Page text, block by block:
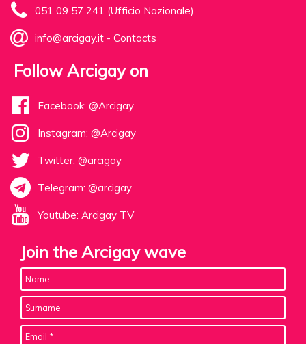
051 09 57 241 (Ufficio Nazionale)
info@arcigay.it - Contacts
Follow Arcigay on
Facebook: @Arcigay
Instagram: @Arcigay
Twitter: @arcigay
Telegram: @arcigay
Youtube: Arcigay TV
Join the Arcigay wave